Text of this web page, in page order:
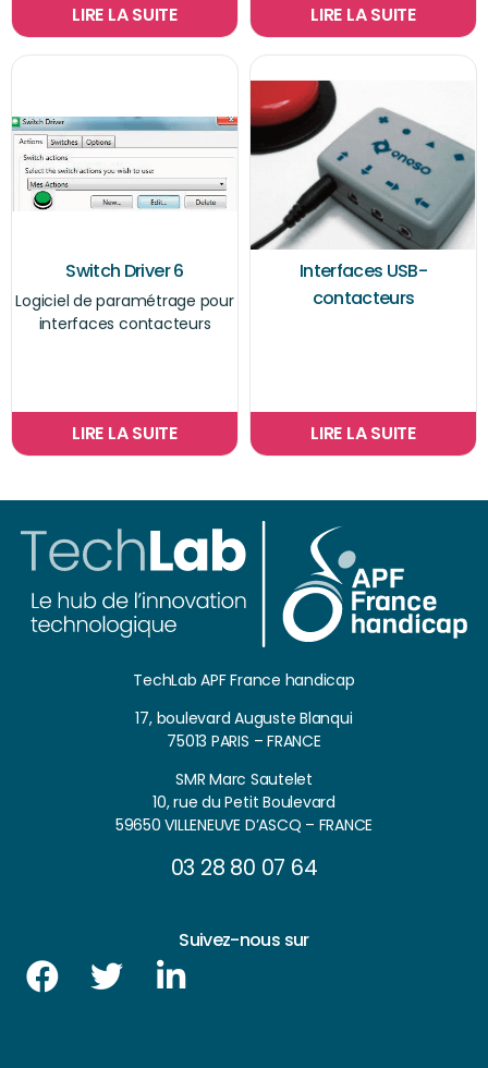
LIRE LA SUITE LIRE LA SUITE
Switch Driver 6
Logiciel de paramétrage pour
interfaces contacteurs
LIRE LA SUITE
Interfaces USB-
contacteurs
LIRE LA SUITE
TechLab APF France handicap
17, boulevard Auguste Blanqui
75013 PARIS – FRANCE
SMR Marc Sautelet
10, rue du Petit Boulevard
59650 VILLENEUVE D’ASCQ – FRANCE
03 28 80 07 64
Suivez-nous sur